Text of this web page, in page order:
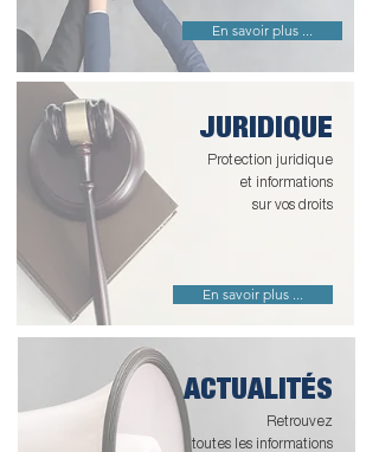
En savoir plus ...
JURIDIQUE
En savoir plus ...
Protection juridique
et informations
sur vos droits
Retrouvez
toutes les informations
ACTUALITÉS